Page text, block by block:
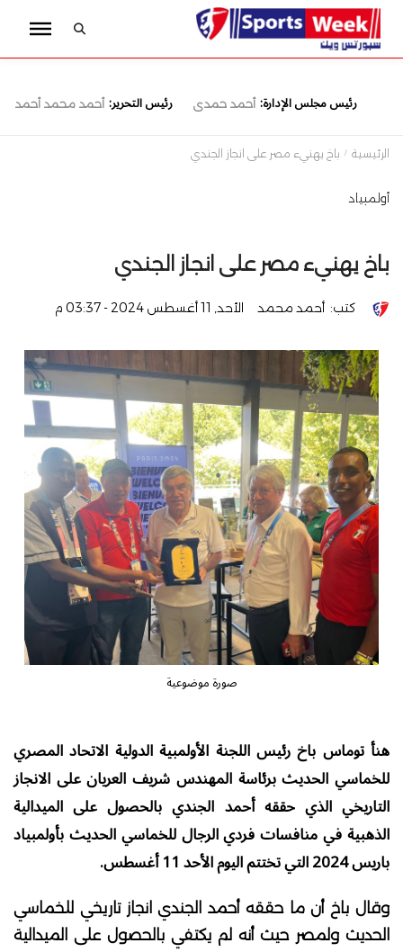
رئيس مجلس الإدارة: أحمد حمدى رئيس التحرير: أحمد محمد أحمد
الرئيسية باخ يهنيء مصر على انجاز الجندي
أولمبياد
باخ يهنيء مصر على انجاز الجندي
كتب: أحمد محمد الأحد, 11 أغسطس 2024 - 03:37 م
صورة موضوعية
هنأ توماس باخ رئيس اللجنة الأولمبية الدولية الاتحاد المصري
للخماسي الحديث برئاسة المهندس شريف العريان على الانجاز
التاريخي الذي حققه أحمد الجندي بالحصول على الميدالية
الذهبية في منافسات فردي الرجال للخماسي الحديث بأولمبياد
باريس 2024 التي تختتم اليوم الأحد 11 أغسطس.
وقال باخ أن ما حققه أحمد الجندي انجاز تاريخي للخماسي
الحديث ولمصر حيث أنه لم يكتفي بالحصول على الميدالية